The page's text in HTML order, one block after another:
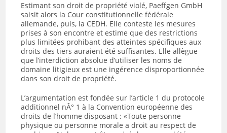
Estimant son droit de propriété violé, Paeffgen GmbH
saisit alors la Cour constitutionnelle fédérale
allemande, puis, la CEDH. Elle conteste les mesures
prises à son encontre et estime que des restrictions
plus limitées prohibant des atteintes spécifiques aux
droits des tiers auraient été suffisantes. Elle allègue
que l’interdiction absolue d’utiliser les noms de
domaine litigieux est une ingérence disproportionnée
dans son droit de propriété.
L’argumentation est fondée sur l’article 1 du protocole
additionnel nÂ° 1 à la Convention européenne des
droits de l’homme disposant : «Toute personne
physique ou personne morale a droit au respect de